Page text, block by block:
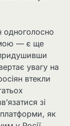
одноголосно
— є ще
увагу на
втекли
зі
як